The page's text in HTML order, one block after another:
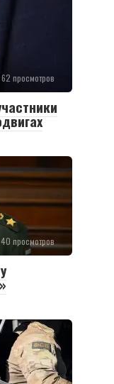
62 просмотров
40 просмотров